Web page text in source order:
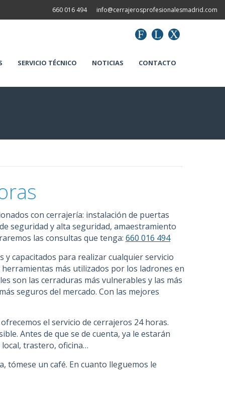
660 016 494 info@cerrajerosprofesionalesmadrid.com
F L X
SERVICIO TÉCNICO NOTICIAS CONTACTO
con cerrajería: instalación de puertas
seguridad y alta seguridad, amaestramiento
las consultas que tenga: 660 016 494
capacitados para realizar cualquier servicio
más utilizados por los ladrones en
son las cerraduras más vulnerables y las más
seguros del mercado. Con las mejores
ofrecemos el servicio de cerrajeros 24 horas.
Antes de que se de cuenta, ya le estarán
local, trastero, oficina…
tómese un café. En cuanto lleguemos le